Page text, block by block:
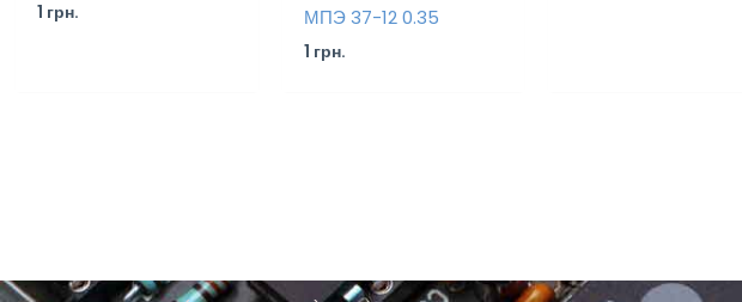
1 грн.
МПЭ 37-12 0.35
1 грн.